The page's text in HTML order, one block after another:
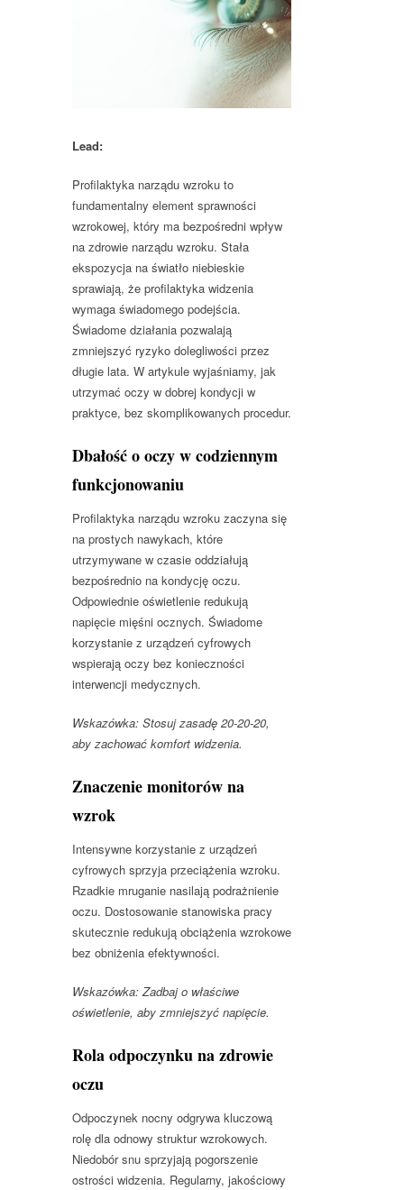
Lead:
Profilaktyka narządu wzroku to
fundamentalny element sprawności
wzrokowej, który ma bezpośredni wpływ
na zdrowie narządu wzroku. Stała
ekspozycja na światło niebieskie
sprawiają, że profilaktyka widzenia
wymaga świadomego podejścia.
Świadome działania pozwalają
zmniejszyć ryzyko dolegliwości przez
długie lata. W artykule wyjaśniamy, jak
utrzymać oczy w dobrej kondycji w
praktyce, bez skomplikowanych procedur.
Dbałość o oczy w codziennym
funkcjonowaniu
Profilaktyka narządu wzroku zaczyna się
na prostych nawykach, które
utrzymywane w czasie oddziałują
bezpośrednio na kondycję oczu.
Odpowiednie oświetlenie redukują
napięcie mięśni ocznych. Świadome
korzystanie z urządzeń cyfrowych
wspierają oczy bez konieczności
interwencji medycznych.
Wskazówka: Stosuj zasadę 20-20-20,
aby zachować komfort widzenia.
Znaczenie monitorów na
wzrok
Intensywne korzystanie z urządzeń
cyfrowych sprzyja przeciążenia wzroku.
Rzadkie mruganie nasilają podrażnienie
oczu. Dostosowanie stanowiska pracy
skutecznie redukują obciążenia wzrokowe
bez obniżenia efektywności.
Wskazówka: Zadbaj o właściwe
oświetlenie, aby zmniejszyć napięcie.
Rola odpoczynku na zdrowie
oczu
Odpoczynek nocny odgrywa kluczową
rolę dla odnowy struktur wzrokowych.
Niedobór snu sprzyjają pogorszenie
ostrości widzenia. Regularny, jakościowy